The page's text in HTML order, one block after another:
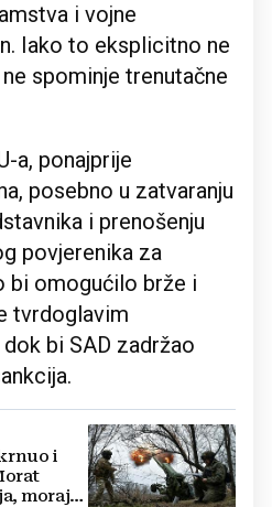
i vojne
Iako to eksplicitno ne
spominje trenutačne
a, ponajprije
posebno u zatvaranju
i prenošenju
povjerenika za
bi omogućilo brže i
tvrdoglavim
bi SAD zadržao
i
moraju